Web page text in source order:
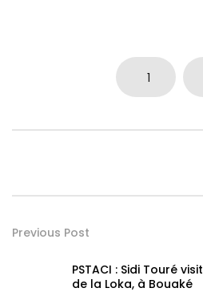
1
Previous Post
PSTACI : Sidi Touré
de la Loka, à Bouaké